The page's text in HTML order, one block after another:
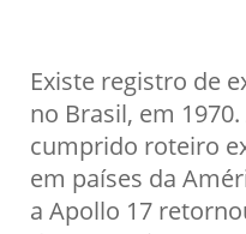
Existe registro de
no Brasil, em
cumprido roteiro
em países da
a Apollo 17